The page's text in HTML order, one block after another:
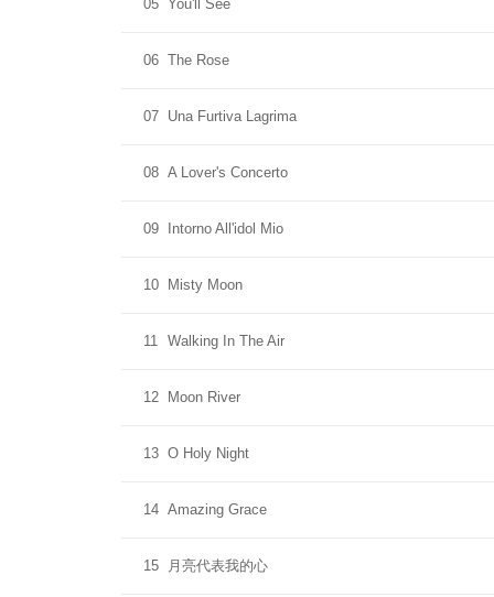
05 You'll See
06 The Rose
07 Una Furtiva Lagrima
08 A Lover's Concerto
09 Intorno All'idol Mio
10 Misty Moon
11 Walking In The Air
12 Moon River
13 O Holy Night
14 Amazing Grace
15 月亮代表我的心